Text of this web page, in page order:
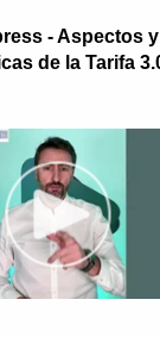
- Aspectos y
de la Tarifa